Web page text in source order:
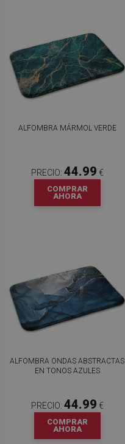
ALFOMBRA MÁRMOL VERDE
PRECIO: 44.99 €
COMPRAR
AHORA
ALFOMBRA ONDAS ABSTRACTAS
EN TONOS AZULES
PRECIO: 44.99 €
COMPRAR
AHORA